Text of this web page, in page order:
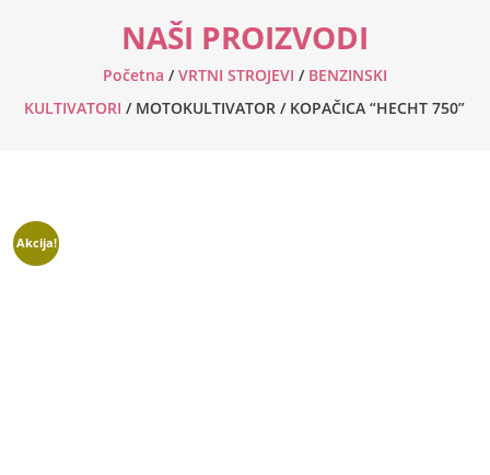
NAŠI PROIZVODI
Početna /VRTNI STROJEVI / BENZINSKI
KULTIVATORI / MOTOKULTIVATOR / KOPAČICA “HECHT 750”
Akcija!